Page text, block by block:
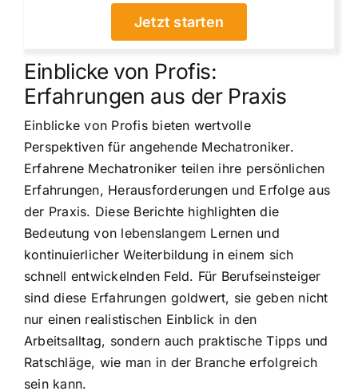
Jetzt starten
Einblicke von Profis:
Erfahrungen aus der Praxis
Einblicke von Profis bieten wertvolle
Perspektiven für angehende Mechatroniker.
Erfahrene Mechatroniker teilen ihre persönlichen
Erfahrungen, Herausforderungen und Erfolge aus
der Praxis. Diese Berichte highlighten die
Bedeutung von lebenslangem Lernen und
kontinuierlicher Weiterbildung in einem sich
schnell entwickelnden Feld. Für Berufseinsteiger
sind diese Erfahrungen goldwert, sie geben nicht
nur einen realistischen Einblick in den
Arbeitsalltag, sondern auch praktische Tipps und
Ratschläge, wie man in der Branche erfolgreich
sein kann.